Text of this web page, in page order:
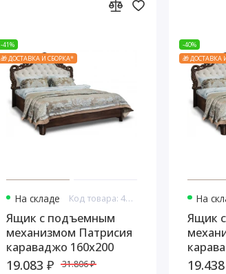
-41%
🎁 ДОСТАВКА И СБОРКА*
На складе Код товара: 44951
Ящик с подъемным
механизмом Патрисия
караваджо 160х200
19.083 ₽ 31.806 ₽
-40%
🎁 ДОСТАВКА
На
Ящик